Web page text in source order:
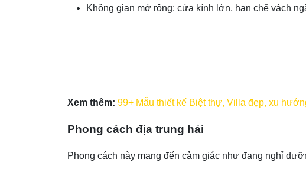
Không gian mở rộng: cửa kính lớn, hạn chế vách
Xem thêm: 99+ Mẫu thiết kế Biệt thự, Villa đẹp, xu
Phong cách địa trung hải
Phong cách này mang đến cảm giác như đang nghỉ